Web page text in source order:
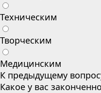
Техническим
Творческим
Медицинским
К предыдущему
Какое у вас